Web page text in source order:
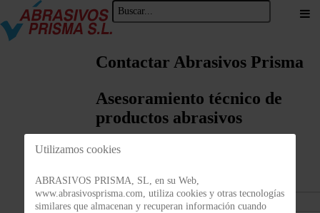
Contactar Abrasivos Prisma
Asesoramiento técnico de
productos abrasivos
T: 93 462 04 88
Utilizamos cookies
ABRASIVOS PRISMA, SL, en su Web,
www.abrasivosprisma.com, utiliza cookies y otras tecnologías
similares que almacenan y recuperan información cuando